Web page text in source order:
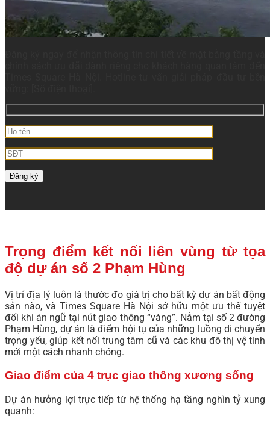
Trọng điểm kết nối liên vùng từ tọa
độ dự án số 2 Phạm Hùng
Vị trí địa lý luôn là thước đo giá trị cho bất kỳ dự án bất động
sản nào, và Times Square Hà Nội sở hữu một ưu thế tuyệt
đối khi án ngữ tại nút giao thông “vàng”. Nằm tại số 2 đường
Phạm Hùng, dự án là điểm hội tụ của những luồng di chuyển
trọng yếu, giúp kết nối trung tâm cũ và các khu đô thị vệ tinh
mới một cách nhanh chóng.
Giao điểm của 4 trục giao thông xương sống
Dự án hưởng lợi trực tiếp từ hệ thống hạ tầng nghìn tỷ xung
quanh: